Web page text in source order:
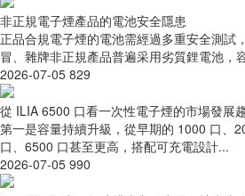
非正規電子煙產品的電池安全隱患
正品合規電子煙的電池需經過多重安全測試
冒、雜牌非正規產品普遍采用劣質鋰電池，
2026-07-05 829
從 ILIA 6500 口看一次性電子煙的市場發展
第一是容量持續升級，從早期的 1000 口、
口、6500 口甚至更高，搭配可充電設計...
2026-07-05 990